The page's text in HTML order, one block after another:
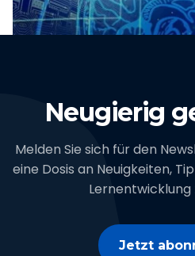
Neugierig
Melden Sie sich für den
eine Dosis an Neuigkeiten,
Lernentwicklung
Jetzt